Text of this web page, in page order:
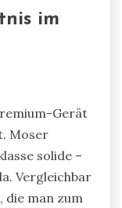
im
Gerät
Moser
solide –
Vergleichbar
die man zum